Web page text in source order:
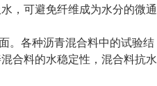
，可避免纤维成为水分的微通
混合料中的试验结
合料的水稳定性，混合料抗水